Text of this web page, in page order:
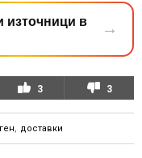
източници в
→
3 3
, доставки